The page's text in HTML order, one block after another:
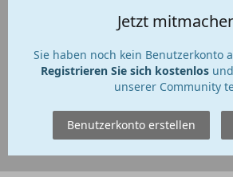
Jetzt
Sie haben noch kein Benutzerkonto
Registrieren Sie sich kostenlosund
unserer Community
Benutzerkonto erstellen